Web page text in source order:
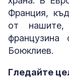
Франция,
от
Боюклиев.
Гледайте